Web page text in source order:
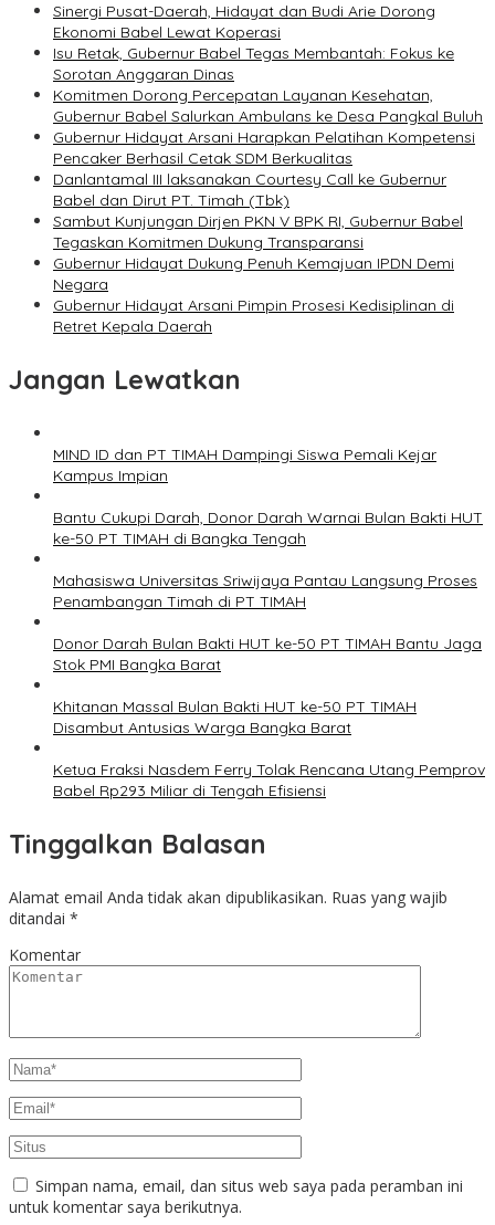
Sinergi Pusat-Daerah, Hidayat dan Budi Arie Dorong
Ekonomi Babel Lewat Koperasi
Isu Retak, Gubernur Babel Tegas Membantah: Fokus ke
Sorotan Anggaran Dinas
Komitmen Dorong Percepatan Layanan Kesehatan,
Gubernur Babel Salurkan Ambulans ke Desa Pangkal Buluh
Gubernur Hidayat Arsani Harapkan Pelatihan Kompetensi
Pencaker Berhasil Cetak SDM Berkualitas
Danlantamal III laksanakan Courtesy Call ke Gubernur
Babel dan Dirut PT. Timah (Tbk)
Sambut Kunjungan Dirjen PKN V BPK RI, Gubernur Babel
Tegaskan Komitmen Dukung Transparansi
Gubernur Hidayat Dukung Penuh Kemajuan IPDN Demi
Negara
Gubernur Hidayat Arsani Pimpin Prosesi Kedisiplinan di
Retret Kepala Daerah
Jangan Lewatkan
MIND ID dan PT TIMAH Dampingi Siswa Pemali Kejar
Kampus Impian
Bantu Cukupi Darah, Donor Darah Warnai Bulan Bakti HUT
ke-50 PT TIMAH di Bangka Tengah
Mahasiswa Universitas Sriwijaya Pantau Langsung Proses
Penambangan Timah di PT TIMAH
Donor Darah Bulan Bakti HUT ke-50 PT TIMAH Bantu Jaga
Stok PMI Bangka Barat
Khitanan Massal Bulan Bakti HUT ke-50 PT TIMAH
Disambut Antusias Warga Bangka Barat
Ketua Fraksi Nasdem Ferry Tolak Rencana Utang Pemprov
Babel Rp293 Miliar di Tengah Efisiensi
Tinggalkan Balasan
Alamat email Anda tidak akan dipublikasikan. Ruas yang wajib
ditandai *
Komentar
Simpan nama, email, dan situs web saya pada peramban ini
untuk komentar saya berikutnya.